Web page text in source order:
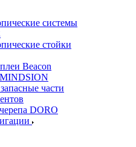
системы
стойки
Beacon
MINDSION
части
DORO